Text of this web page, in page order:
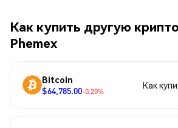
Как купить другую
Phemex
Bitcoin
$64,785.00-0.20%
Как